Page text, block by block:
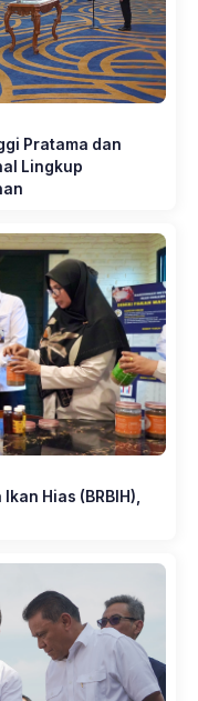
Pratama dan
Lingkup
Hias (BRBIH),